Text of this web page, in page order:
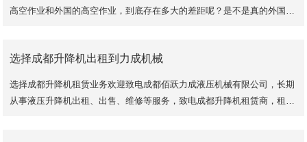
高空作业和外国的高空作业，到底存在多大的差距呢？是不是真的外国的
选择成都升降机出租到力成机械
选择成都升降机租赁业务欢迎致电成都佰跃力成液压机械有限公司，长期
从事液压升降机出租、出售、维修等服务，致电成都升降机租赁商，租赁